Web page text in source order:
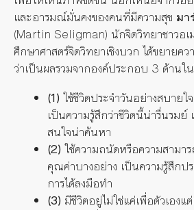
และอารมณ์มั่นคงของคนที่มีความสุข มา
(Martin Seligman) นักจิตวิทยาชาวอเ
ศึกษาศาสตร์จิตวิทยาเชิงบวก ได้ขยายค
ว่าเป็นผลรวมจากองค์ประกอบ 3 ด้านใ
(1) ใช้ชีวิตประจำวันอย่างสบาย
เป็นความรู้สึกว่าชีวิตนี้น่ารื่นรมย์
สนใจน่าค้นหา
(2) ใช้ความถนัดหรือความสามา
คุณค่าบางอย่าง เป็นความรู้สึกป
การได้ลงมือทำ
(3) มีชีวิตอยู่ไม่ใช่แค่เพื่อตัวเอง